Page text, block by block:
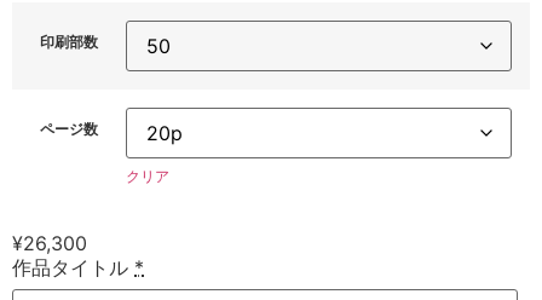
印刷部数
ページ数
クリア
¥26,300
作品タイトル *